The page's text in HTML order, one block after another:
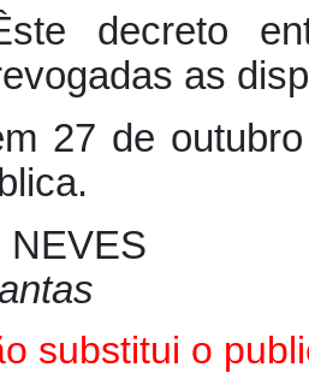
decreto
as
27 de
NEVES
substitui o